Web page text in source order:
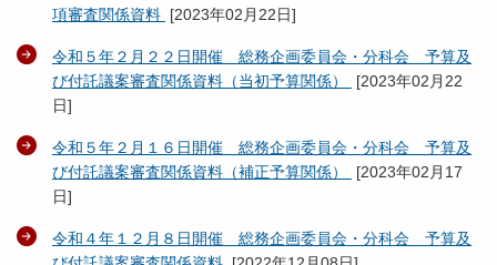
項審査関係資料 [2023年02月22日]
令和５年２月２２日開催 総務企画委員会・分科会 予算及
び付託議案審査関係資料（当初予算関係）
[2023年02月22
日]
令和５年２月１６日開催 総務企画委員会・分科会 予算及
び付託議案審査関係資料（補正予算関係）
[2023年02月17
日]
令和４年１２月８日開催 総務企画委員会・分科会 予算及